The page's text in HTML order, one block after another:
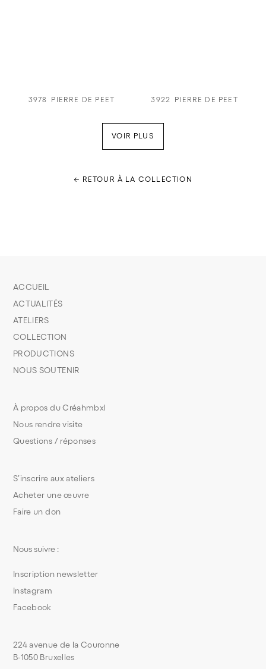
3978 PIERRE DE PEET 3922 PIERRE DE PEET
VOIR PLUS
← RETOUR À LA COLLECTION
S’inscrire aux ateliers
Acheter une œuvre
Faire un don
À propos du Créahmbxl
Nous rendre visite
Questions / réponses
ACCUEIL
ACTUALITÉS
ATELIERS
COLLECTION
PRODUCTIONS
NOUS SOUTENIR
224 avenue de la Couronne
B-1050 Bruxelles
Nous suivre :
Inscription newsletter
Instagram
Facebook